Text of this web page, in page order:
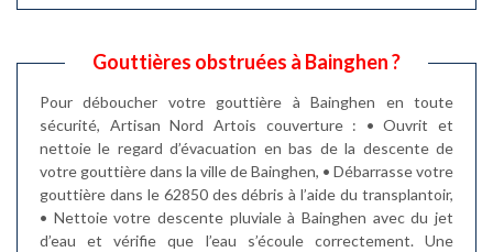
Gouttières obstruées à Bainghen ?
Pour déboucher votre gouttière à Bainghen en toute
sécurité, Artisan Nord Artois couverture : • Ouvrit et
nettoie le regard d’évacuation en bas de la descente de
votre gouttière dans la ville de Bainghen, • Débarrasse votre
gouttière dans le 62850 des débris à l’aide du transplantoir,
• Nettoie votre descente pluviale à Bainghen avec du jet
d’eau et vérifie que l’eau s’écoule correctement. Une